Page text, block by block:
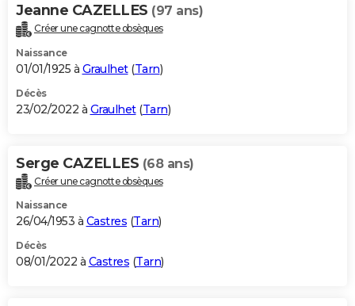
Jeanne CAZELLES (97 ans)
Créer une cagnotte obsèques
Naissance
01/01/1925 à Graulhet(Tarn)
Décès
23/02/2022 à Graulhet(Tarn)
Serge CAZELLES (68 ans)
Créer une cagnotte obsèques
Naissance
26/04/1953 à Castres (Tarn)
Décès
08/01/2022 à Castres (Tarn)